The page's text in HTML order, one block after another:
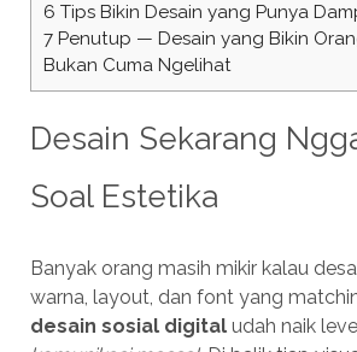
6 Tips Bikin Desain yang Punya
7Penutup — Desain yang Bikin
Bukan Cuma Ngelihat
Desain Sekarang
Soal Estetika
Banyak orang masih mikir kalau
warna, layout, dan font yang
desain sosial digitaludah naik